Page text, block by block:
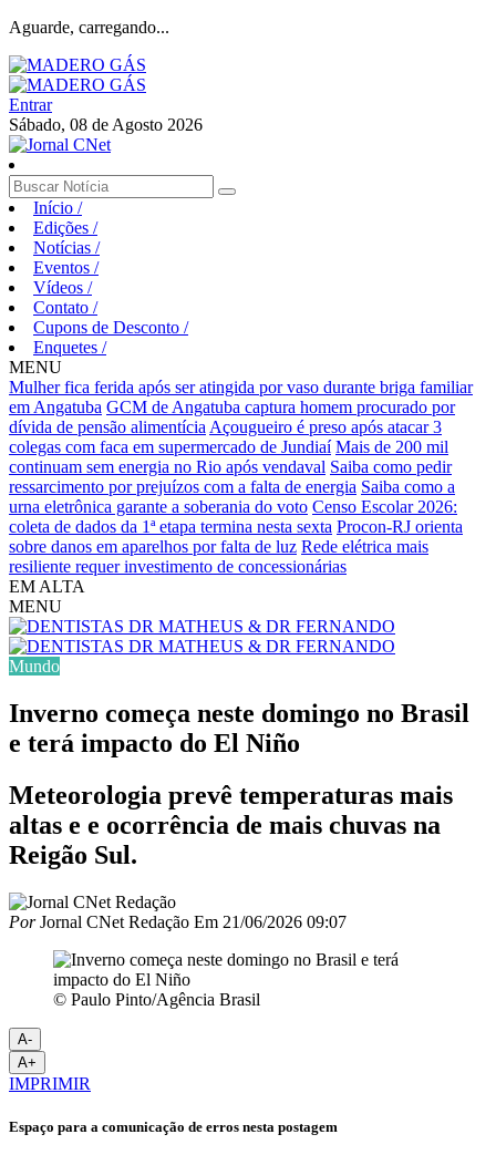
Aguarde, carregando...
Entrar
Sábado, 08 de Agosto 2026
Início /
Edições /
Notícias /
Eventos /
Vídeos /
Contato /
Cupons de Desconto /
Enquetes /
MENU
Mulher fica ferida após ser atingida por vaso durante briga familiar
em Angatuba GCM de Angatuba captura homem procurado por
dívida de pensão alimentícia Açougueiro é preso após atacar 3
colegas com faca em supermercado de Jundiaí Mais de 200 mil
continuam sem energia no Rio após vendaval Saiba como pedir
ressarcimento por prejuízos com a falta de energia Saiba como a
urna eletrônica garante a soberania do voto Censo Escolar 2026:
coleta de dados da 1ª etapa termina nesta sexta Procon-RJ orienta
sobre danos em aparelhos por falta de luz Rede elétrica mais
resiliente requer investimento de concessionárias
EM ALTA
MENU
Mundo
Inverno começa neste domingo no Brasil
e terá impacto do El Niño
Meteorologia prevê temperaturas mais
altas e e ocorrência de mais chuvas na
Reigão Sul.
PorJornal CNet Redação Em 21/06/2026 09:07
© Paulo Pinto/Agência Brasil
A-
A+
IMPRIMIR
Espaço para a comunicação de erros nesta postagem